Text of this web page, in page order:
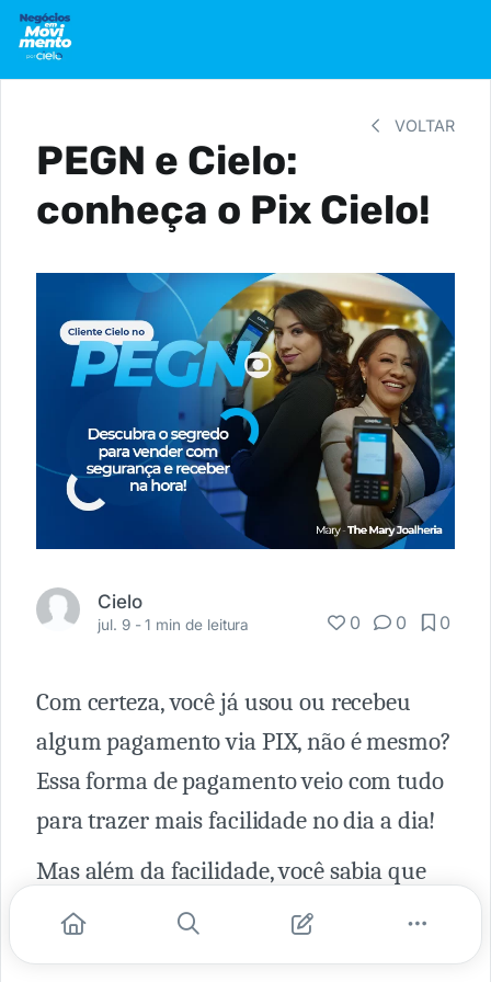
VOLTAR
PEGN e Cielo:
conheça o Pix Cielo!
Cielo
jul. 9 -1 min de leitura 0 0 0
Com certeza, você já usou ou recebeu
algum pagamento via PIX, não é mesmo?
Essa forma de pagamento veio com tudo
para trazer mais facilidade no dia a dia!
Mas além da facilidade, você sabia que
com o Pix Cielo você tem total segurança